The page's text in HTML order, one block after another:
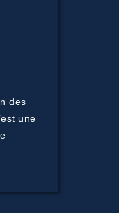
des
une